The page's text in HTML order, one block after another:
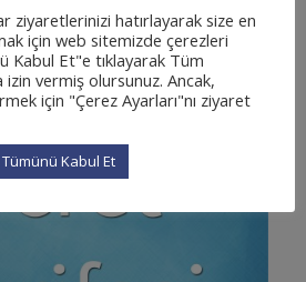
ziyaretlerinizi hatırlayarak size en
için web sitemizde çerezleri
Kabul Et"e tıklayarak Tüm
izin vermiş olursunuz. Ancak,
için "Çerez Ayarları"nı ziyaret
Tümünü Kabul Et